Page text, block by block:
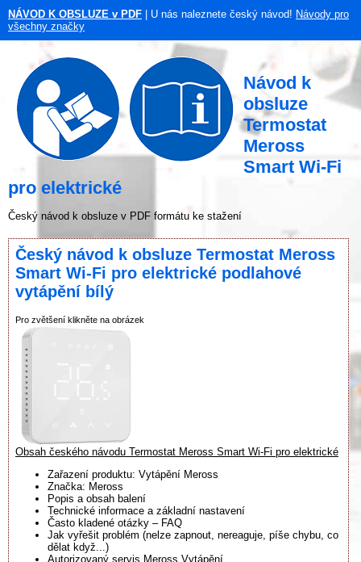
NÁVOD K OBSLUZE v PDF | U nás naleznete český návod! Návody pro
všechny značky
Návod k
obsluze
Termostat
Meross
Smart Wi-Fi
pro elektrické
Český návod k obsluze v PDF formátu ke stažení
Český návod k obsluze Termostat Meross
Smart Wi-Fi pro elektrické podlahové
vytápění bílý
Pro zvětšení klikněte na obrázek
Obsah českého návodu Termostat Meross Smart Wi-Fi pro elektrické
Zařazení produktu: Vytápění Meross
Značka: Meross
Popis a obsah balení
Technické informace a základní nastavení
Často kladené otázky – FAQ
Jak vyřešit problém (nelze zapnout, nereaguje, píše chybu, co
dělat když...)
Autorizovaný servis Meross Vytápění